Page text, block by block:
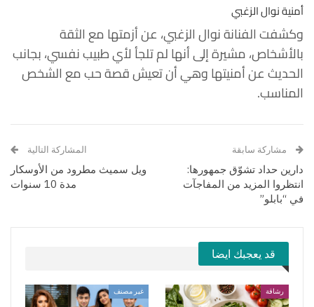
أمنية نوال الزغبي
وكشفت الفنانة نوال الزغبي، عن أزمتها مع الثقة
بالأشخاص، مشيرة إلى أنها لم تلجأ لأي طبيب نفسي، بجانب
الحديث عن أمنيتها وهي أن تعيش قصة حب مع الشخص
المناسب.
مشاركة سابقة
دارين حداد تشوّق جمهورها:
انتظروا المزيد من المفاجآت
في “بابلو”
المشاركة التالية
ويل سميث مطرود من الأوسكار
مدة 10 سنوات
قد يعجبك ايضا
رشاقة غير مصنف